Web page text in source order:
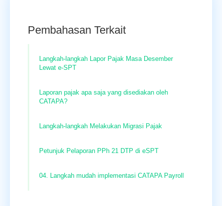
Pembahasan Terkait
Langkah-langkah Lapor Pajak Masa Desember
Lewat e-SPT
Laporan pajak apa saja yang disediakan oleh
CATAPA?
Langkah-langkah Melakukan Migrasi Pajak
Petunjuk Pelaporan PPh 21 DTP di eSPT
04. Langkah mudah implementasi CATAPA Payroll